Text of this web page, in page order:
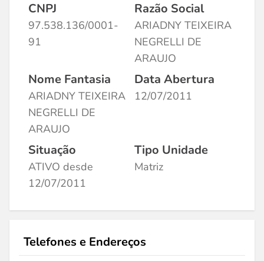
CNPJ
97.538.136/0001-
91
Razão Social
ARIADNY TEIXEIRA
NEGRELLI DE
ARAUJO
Nome Fantasia
ARIADNY TEIXEIRA
NEGRELLI DE
ARAUJO
Data Abertura
12/07/2011
Situação
ATIVO desde
12/07/2011
Tipo Unidade
Matriz
Telefones e Endereços